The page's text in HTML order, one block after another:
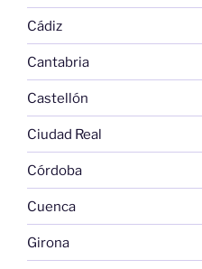
Cádiz
Cantabria
Castellón
Ciudad Real
Córdoba
Cuenca
Girona